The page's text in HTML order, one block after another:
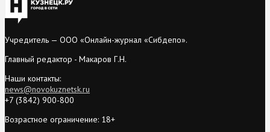
Учредитель — ООО «Онлайн-журнал «Сибдепо».
Главный редактор - Макаров Г.Н.
Наши контакты:
news@novokuznetsk.ru
+7 (3842) 900-800
Возрастное ограничение: 18+